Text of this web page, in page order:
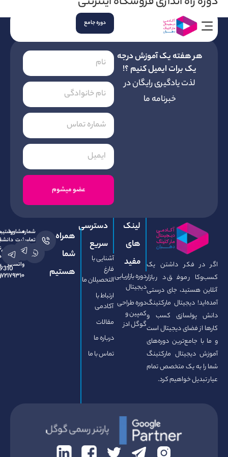
یادگیری رایگان در
یک آموزش درجه
برات ایمیل کنیم ؟!
داشتن یک
در بازار
جای درستی
مارکتینگ
کسب و
دیجیتال است
دوره‌های
مارکتینگ
یک متخصص تمام
خواهیم کرد.
لینک
های
مفید
دوره بازاریابی
دیجیتال
دوره طراحی
کمپین و
گوگل ادز
دسترسی
سریع
آشنایی با
فارغ
التحصیلان ما
ارتباط با
آکادمی
مقالات
درباره ما
تماس با ما
شما
هستیم
شماره
تماس
۰۹۳۷۲۱۷۹۳۱۰
مشاوره
ثبت
۰۹۳۷۲۱۷۹۳۱۰
پشتیبانی
دانشجویان
09372179310
مشاوره
ثبت
نام
در
09372179310